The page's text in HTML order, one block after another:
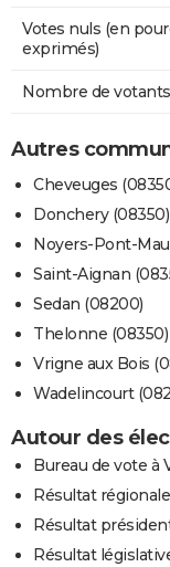
Votes nuls (en
exprimés)
Nombre de votants
Autres
Cheveuges
Donchery (08350)
Noyers-Pont-
Saint-Aignan
Sedan (08200)
Thelonne (08350)
Vrigne aux Bois
Wadelincourt
Autour des
Bureau de vote à
Résultat
Résultat
Résultat